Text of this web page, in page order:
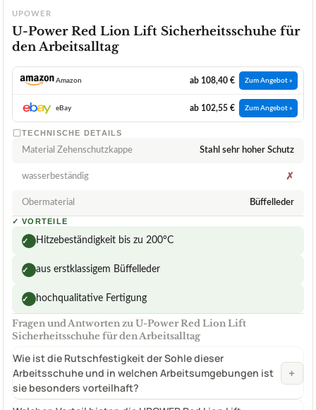
UPOWER
U-Power Red Lion Lift Sicherheitsschuhe für
den Arbeitsalltag
Amazon ab 108,40 € Zum Angebot »
eBay ab 102,55 € Zum Angebot »
TECHNISCHE DETAILS
Material Zehenschutzkappe Stahl sehr hoher Schutz
wasserbeständig ✗
Obermaterial Büffelleder
✓ VORTEILE
✓ Hitzebeständigkeit bis zu 200°C
✓ aus erstklassigem Büffelleder
✓ hochqualitative Fertigung
Fragen und Antworten zu U-Power Red Lion Lift
Sicherheitsschuhe für den Arbeitsalltag
Wie ist die Rutschfestigkeit der Sohle dieser
Arbeitsschuhe und in welchen Arbeitsumgebungen ist
sie besonders vorteilhaft?
+